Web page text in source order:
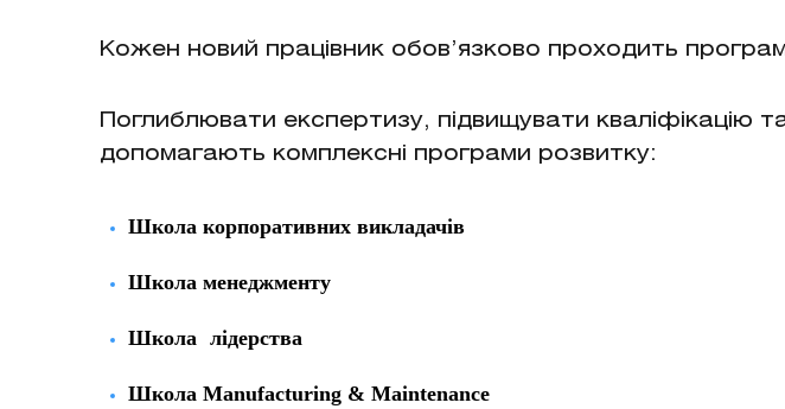
Кожен новий працівник обов’язково проходить
Поглиблювати експертизу, підвищувати кваліфікацію
допомагають комплексні програми розвитку:
Школа корпоративних викладачів
Школа менеджменту
Школа лідерства
Школа Manufacturing & Maintenance